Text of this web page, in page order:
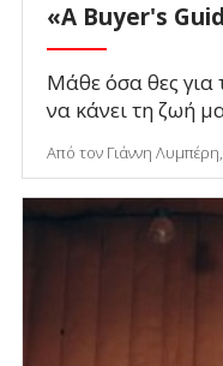
«A Buyer's
Μάθε όσα θες για
να κάνει τη ζωή
Από τον Γιάννη